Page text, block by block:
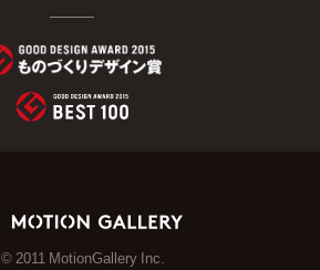
© 2011 MotionGallery Inc.